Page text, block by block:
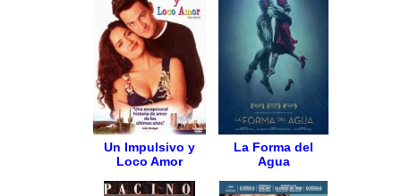
Un Impulsivo y
Loco Amor
La Forma del
Agua